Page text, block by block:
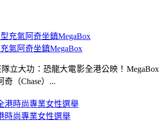
氣阿奇坐鎮MegaBox
立大功：恐龍大電影全港公映！
（Chase）...
時尚專業女性選舉